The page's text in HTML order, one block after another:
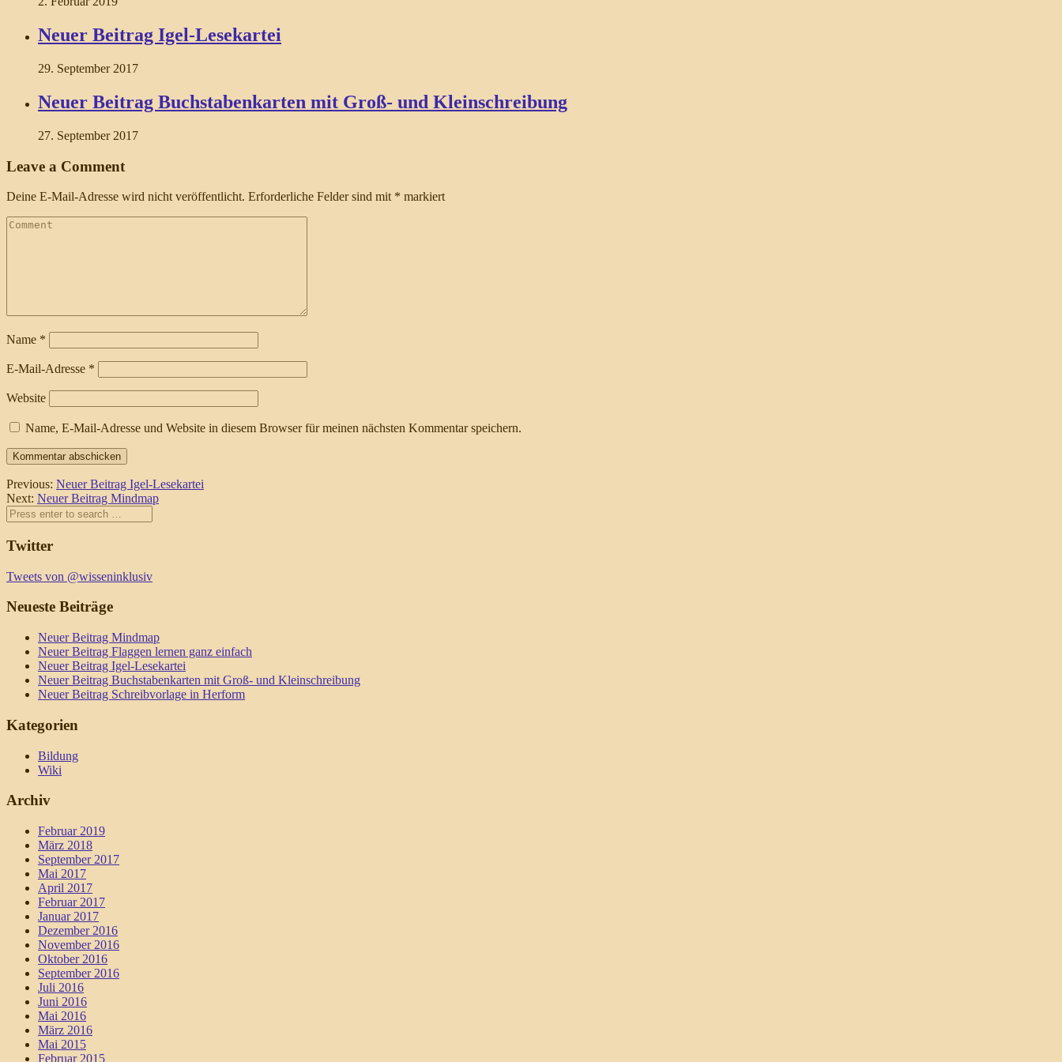
Neuer Beitrag Igel-Lesekartei
29. September 2017
Neuer Beitrag Buchstabenkarten mit Groß- und Kleinschreibung
27. September 2017
Leave a Comment
Deine E-Mail-Adresse wird nicht veröffentlicht. Erforderliche Felder sind mit * markiert
Name *
E-Mail-Adresse *
Website
Name, E-Mail-Adresse und Website in diesem Browser für meinen nächsten Kommentar speichern.
Previous: Neuer Beitrag Igel-Lesekartei
Next: Neuer Beitrag Mindmap
Twitter
Tweets von @wisseninklusiv
Neueste Beiträge
Neuer Beitrag Mindmap
Neuer Beitrag Flaggen lernen ganz einfach
Neuer Beitrag Igel-Lesekartei
Neuer Beitrag Buchstabenkarten mit Groß- und Kleinschreibung
Neuer Beitrag Schreibvorlage in Herform
Kategorien
Bildung
Wiki
Archiv
Februar 2019
März 2018
September 2017
Mai 2017
April 2017
Februar 2017
Januar 2017
Dezember 2016
November 2016
Oktober 2016
September 2016
Juli 2016
Juni 2016
Mai 2016
März 2016
Mai 2015
Februar 2015